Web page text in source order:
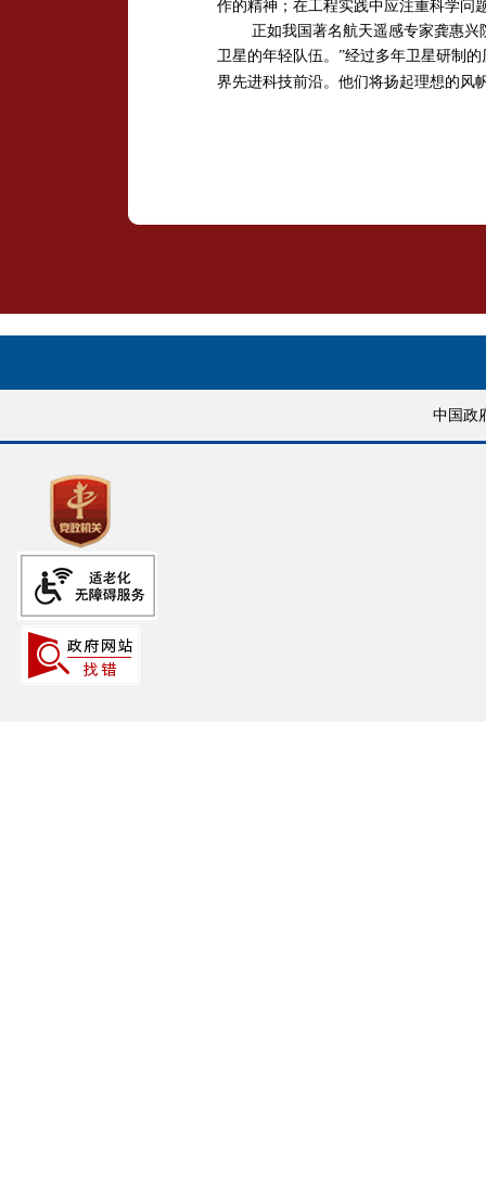
作的精神；在工程实践中应注重科学
正如我国著名航天遥感专家龚惠兴
卫星的年轻队伍。”经过多年卫星研制
界先进科技前沿。他们将扬起理想的风
中国政